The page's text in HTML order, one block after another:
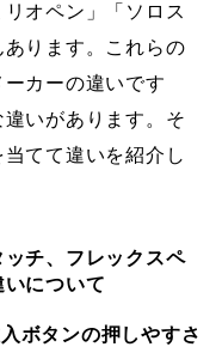
オペン」「ソロス
ります。これらの
カーの違いです
いがあります。そ
てて違いを紹介し
チ、フレックスペ
について
ボタンの押しやすさ